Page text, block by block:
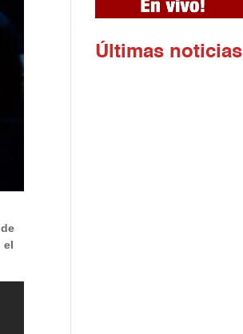
el
Ú ltimas noticias